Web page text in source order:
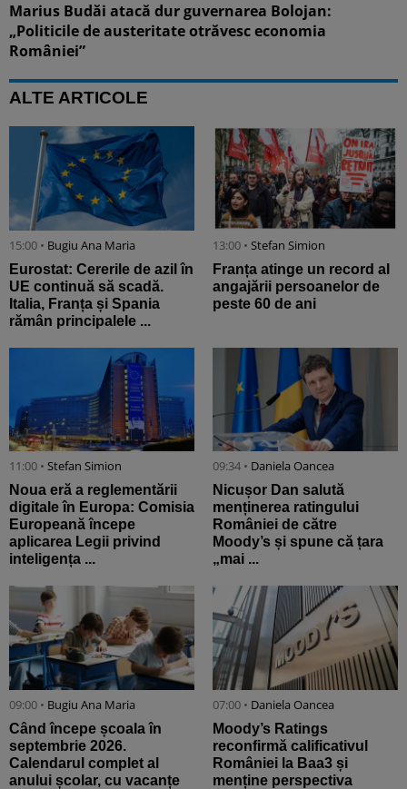
Marius Budăi atacă dur guvernarea Bolojan:
„Politicile de austeritate otrăvesc economia
României”
ALTE ARTICOLE
15:00 • Bugiu ⁠Ana Maria
Eurostat: Cererile de azil în
UE continuă să scadă.
Italia, Franța și Spania
rămân principalele ...
13:00 • Stefan Simion
Franța atinge un record al
angajării persoanelor de
peste 60 de ani
11:00 • Stefan Simion
Noua eră a reglementării
digitale în Europa: Comisia
Europeană începe
aplicarea Legii privind
inteligența ...
09:34 • Daniela Oancea
Nicușor Dan salută
menținerea ratingului
României de către
Moody’s și spune că țara
„mai ...
09:00 • Bugiu ⁠Ana Maria
Când începe școala în
septembrie 2026.
Calendarul complet al
anului școlar, cu vacanțe
07:00 • Daniela Oancea
Moody’s Ratings
reconfirmă calificativul
României la Baa3 și
menține perspectiva